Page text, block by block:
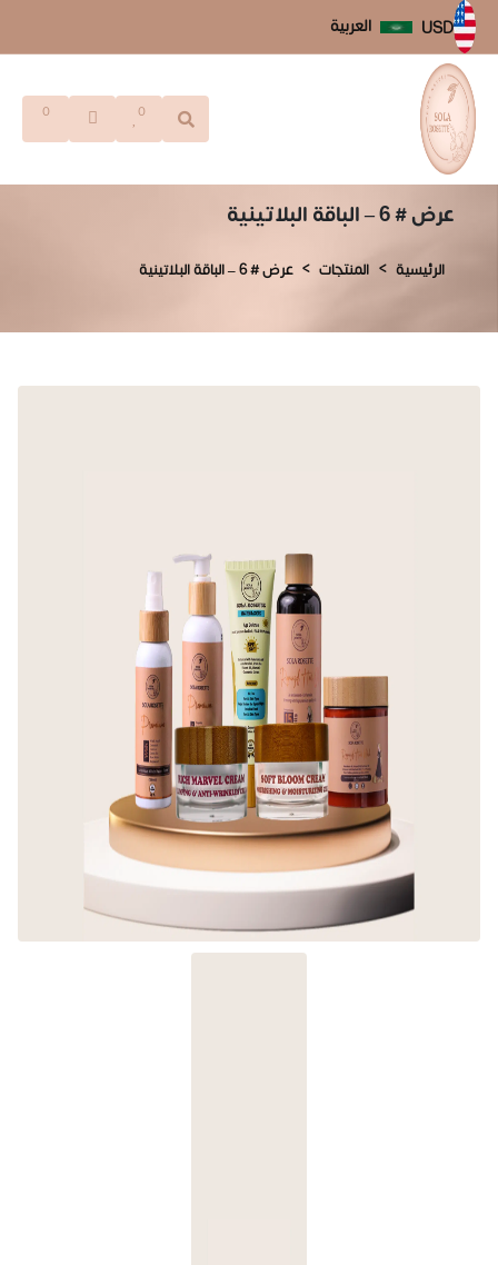
USD العربية
0
0
عرض # 6 – الباقة البلاتينية
الرئيسية المنتجات عرض # 6 – الباقة البلاتينية